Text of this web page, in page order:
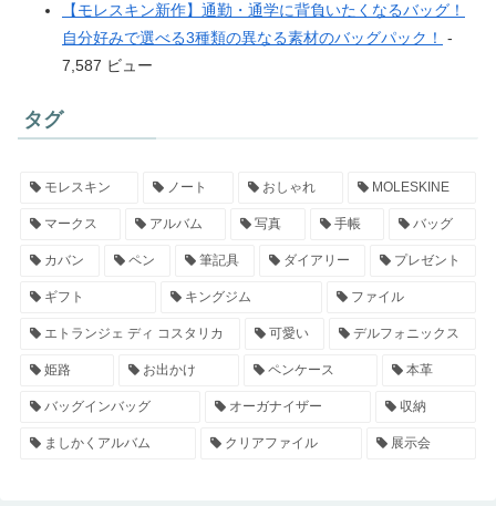
【モレスキン新作】通勤・通学に背負いたくなるバッグ！
自分好みで選べる3種類の異なる素材のバッグパック！
-
7,587 ビュー
タグ
モレスキン ノート おしゃれ MOLESKINE
マークス アルバム 写真 手帳 バッグ
カバン ペン 筆記具 ダイアリー プレゼント
ギフト キングジム ファイル
エトランジェ ディ コスタリカ 可愛い デルフォニックス
姫路 お出かけ ペンケース 本革
バッグインバッグ オーガナイザー 収納
ましかくアルバム クリアファイル 展示会